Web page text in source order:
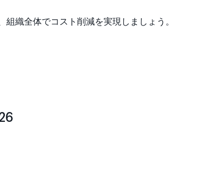
織全体でコスト削減を実現しましょう。